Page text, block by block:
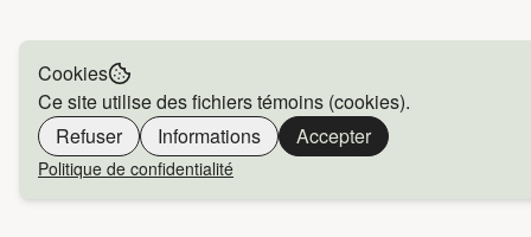
Cookies
Ce site utilise des fichiers témoins (cookies).
Refuser
Informations Accepter
Politique de confidentialité